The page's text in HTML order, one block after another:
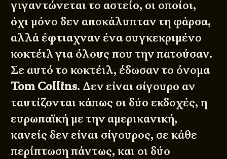
γιγαντώνεται το αστείο, οι οποίοι,
όχι μόνο δεν αποκάλυπταν τη φάρσα,
αλλά έφτιαχναν ένα συγκεκριμένο
κοκτέιλ για όλους που την πατούσαν.
Σε αυτό το κοκτέιλ, έδωσαν το όνομα
Tom Collins. Δεν είναι σίγουρο αν
ταυτίζονται κάπως οι δύο εκδοχές, η
ευρωπαϊκή με την αμερικανική,
κανείς δεν είναι σίγουρος, σε κάθε
περίπτωση πάντως, και οι δύο